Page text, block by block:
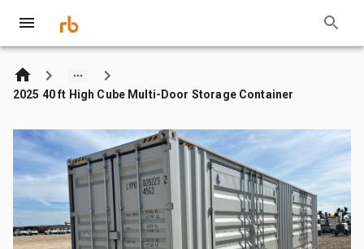
2025 40 ft High Cube Multi-Door Storage Container